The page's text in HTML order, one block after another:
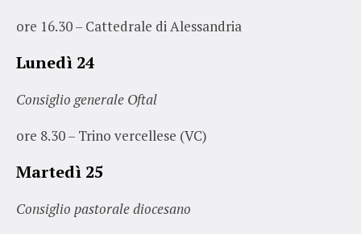
ore 16.30 – Cattedrale di Alessandria
Lunedì 24
Consiglio generale Oftal
ore 8.30 – Trino vercellese (VC)
Martedì 25
Consiglio pastorale diocesano